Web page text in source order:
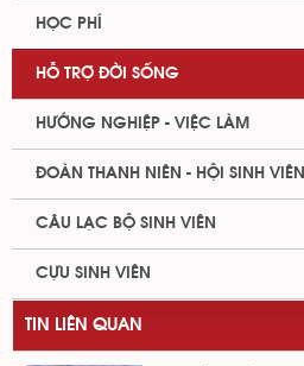
HỌC PHÍ
HỖ TRỢ ĐỜI SỐNG
HƯỚNG NGHIỆP - VIỆC LÀM
ĐOÀN THANH NIÊN - HỘI SINH VIÊN
CÂU LẠC BỘ SINH VIÊN
CỰU SINH VIÊN
TIN LIÊN QUAN